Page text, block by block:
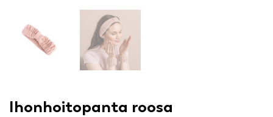
Ihonhoitopanta roosa